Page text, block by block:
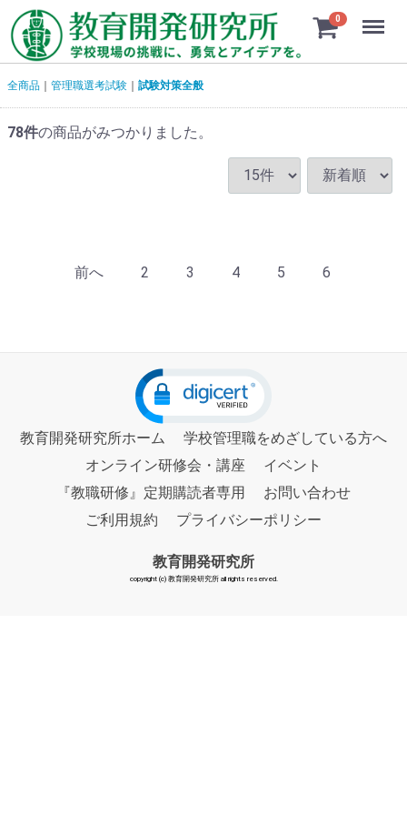
0 Menu
全商品 管理職選考試験 試験対策全般
78件の商品がみつかりました。
前へ 2 3 4 5 6
教育開発研究所ホーム
学校管理職をめざしている方へ
オンライン研修会・講座
イベント
『教職研修』定期購読者専用
お問い合わせ
ご利用規約
プライバシーポリシー
教育開発研究所
copyright (c) 教育開発研究所 all rights reserved.